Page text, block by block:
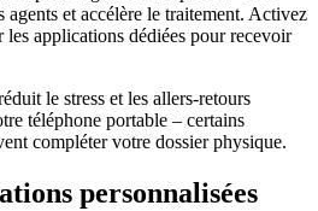
et accélère le traitement. Activez
les applications dédiées pour recevoir
le stress et les allers-retours
téléphone portable – certains
compléter votre dossier physique.
personnalisées